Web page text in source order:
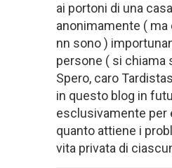
ai portoni di una
anonimamente (
nn sono )
persone ( si chiama
Spero, caro
in questo blog in
esclusivamente per
quanto attiene i
vita privata di